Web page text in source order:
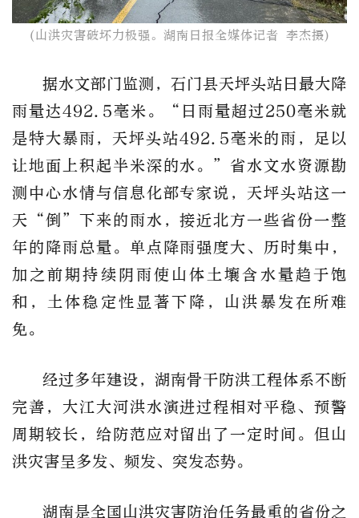
(山洪灾害破坏力极强。湖南日报全媒体记者 李杰摄)
据水文部门监测，石门县天坪头站日最大降
雨量达492.5毫米。“日雨量超过250毫米就
是特大暴雨，天坪头站492.5毫米的雨，足以
让地面上积起半米深的水。”省水文水资源勘
测中心水情与信息化部专家说，天坪头站这一
天“倒”下来的雨水，接近北方一些省份一整
年的降雨总量。单点降雨强度大、历时集中，
加之前期持续阴雨使山体土壤含水量趋于饱
和，土体稳定性显著下降，山洪暴发在所难
免。
经过多年建设，湖南骨干防洪工程体系不断
完善，大江大河洪水演进过程相对平稳、预警
周期较长，给防范应对留出了一定时间。但山
洪灾害呈多发、频发、突发态势。
湖南是全国山洪灾害防治任务最重的省份之